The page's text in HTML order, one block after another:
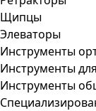
Щипцы
Элеваторы
Инструменты
Инструменты
Инструменты